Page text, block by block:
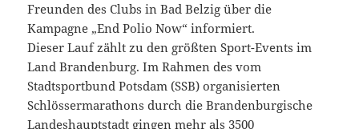
Freunden des Clubs in Bad Belzig über die
Kampagne „End Polio Now“ informiert.
Dieser Lauf zählt zu den größten Sport-Events im
Land Brandenburg. Im Rahmen des vom
Stadtsportbund Potsdam (SSB) organisierten
Schlössermarathons durch die Brandenburgische
Landeshauptstadt gingen mehr als 3500